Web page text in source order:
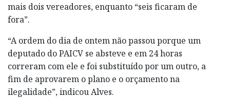
mais dois vereadores, enquanto “seis ficaram de
fora”.
“A ordem do dia de ontem não passou porque um
deputado do PAICV se absteve e em 24 horas
correram com ele e foi substituído por um outro, a
fim de aprovarem o plano e o orçamento na
ilegalidade”, indicou Alves.